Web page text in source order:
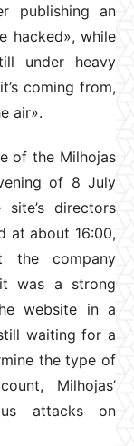
publishing an
hacked», while
under heavy
coming from,
air».
of the Milhojas
of 8 July
directors
at about 16:00,
the company
was a strong
website in a
waiting for a
the type of
Milhojas’
attacks on